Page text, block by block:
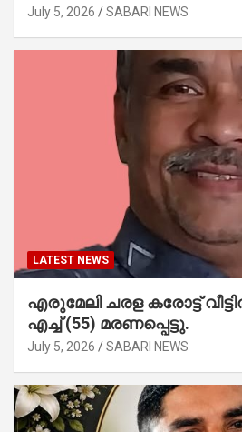
July 5, 2026 SABARI NEWS
LATEST NEWS
എരുമേലി ചരള കരോട്ട്
എച്ച് (55) മരണപ്പെട്ടു.
July 5, 2026 SABARI NEWS